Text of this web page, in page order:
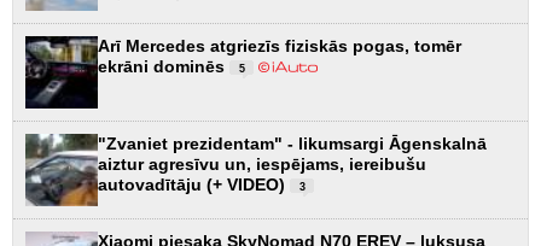
Arī Mercedes atgriezīs fiziskās pogas, tomēr
ekrāni dominēs
5
"Zvaniet prezidentam" - likumsargi Āgenskalnā
aiztur agresīvu un, iespējams, iereibušu
autovadītāju (+ VIDEO)
3
Xiaomi piesaka SkyNomad N70 EREV – luksusa